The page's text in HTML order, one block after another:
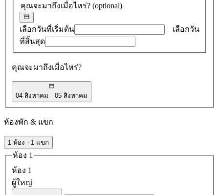
0
คุณจะมาถึงเมื่อไหร่? (optional)
เลือกวันที่เริ่มต้น
เลือกวัน
ที่สิ้นสุด
คุณจะมาถึงเมื่อไหร่?
04 สิงหาคม 05 สิงหาคม
ห้องพัก & แขก
1 ห้อง - 1 แขก
ห้อง 1
ห้อง 1
ผู้ใหญ่